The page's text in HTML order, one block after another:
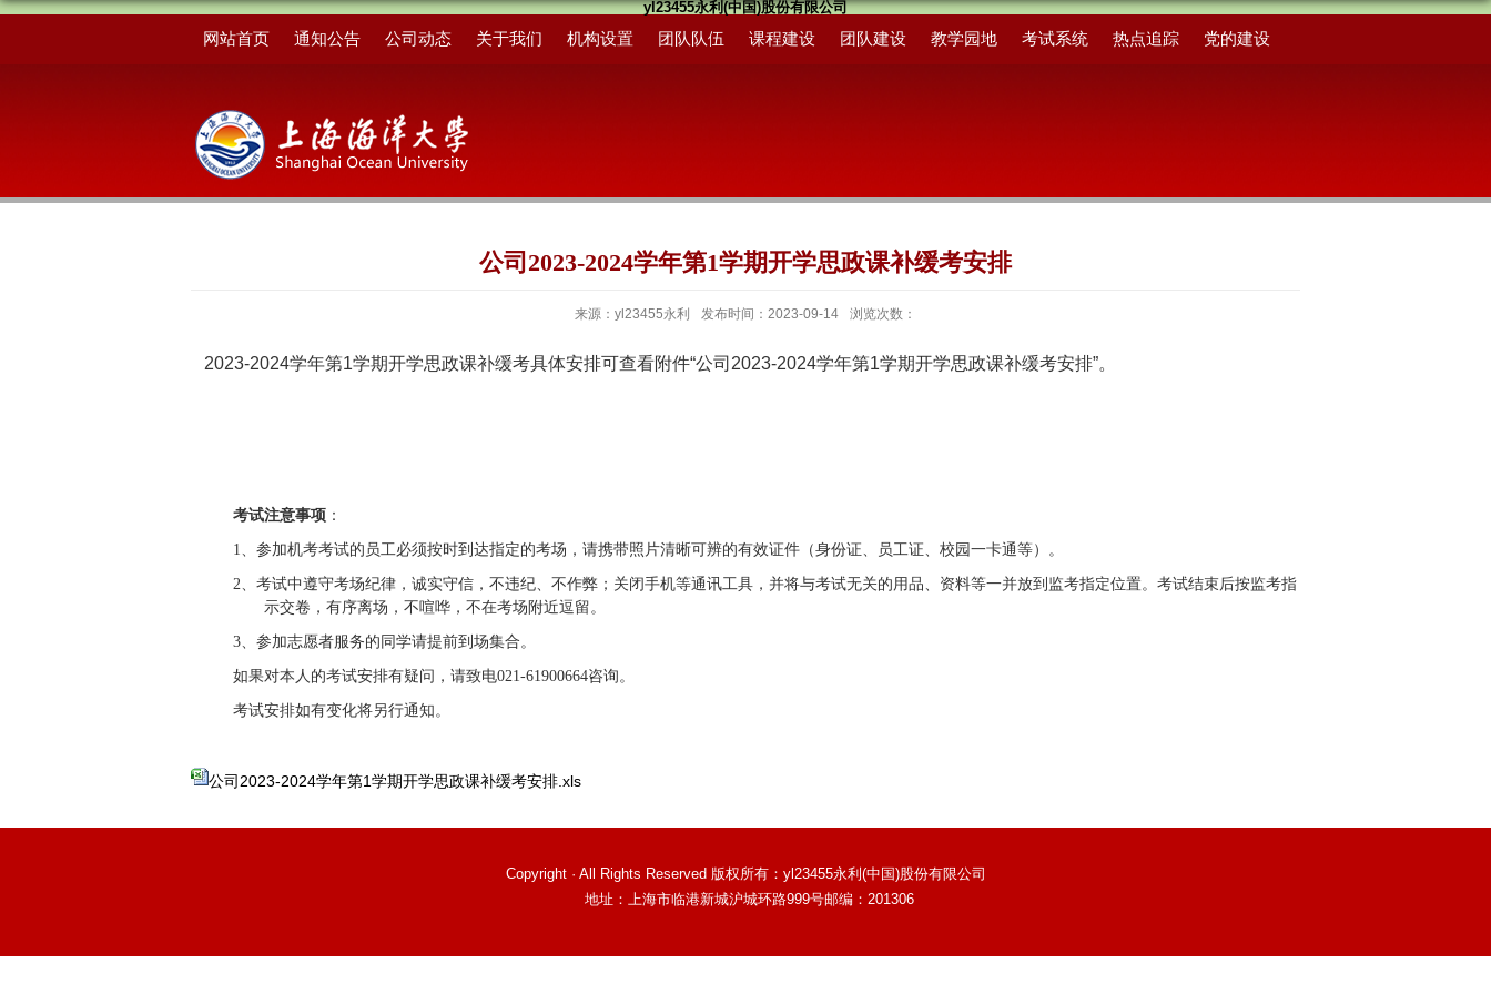
yl23455永利(中国)股份有限公司
网站首页 通知公告 公司动态 关于我们 机构设置 团队队伍 课程建设 团队建设 教学园地 考试系统 热点追踪 党的建设
公司2023-2024学年第1学期开学思政课补缓考安排
来源：yl23455永利 发布时间：2023-09-14 浏览次数：
2023-2024学年第1学期开学思政课补缓考具体安排可查看附件“公司2023-2024学年第1学期开学思政课补缓考安排”。
考试注意事项 ：
1、参加机考考试的员工必须按时到达指定的考场，请携带照片清晰可辨的有效证件（身份证、员工证、校园一卡通等）。
2、 考试中遵守考场纪律，诚实守信，不违纪、不作弊；关闭手机等通讯工具，并将与考试无关的用品、资料等一并放到监考指定位置。考试结束后按监考指
示交卷，有序离场，不喧哗，不在考场附近逗留。
3、参加志愿者服务的同学请提前到场集合。
如果对本人的考试安排有疑问，请致电021-61900664咨询。
考试安排如有变化将另行通知。
公司2023-2024学年第1学期开学思政课补缓考安排.xls
Copyright · All Rights Reserved 版权所有：yl23455永利(中国)股份有限公司
地址：上海市临港新城沪城环路999号邮编：201306